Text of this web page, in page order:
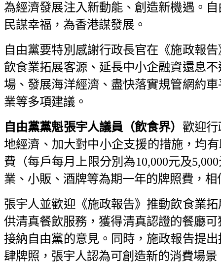
為經濟發展注入新動能、創造新機遇。
民謀幸福，為香港謀發展。
自由黨要特別感謝行政長官在《施政報
飲食業拓展客源、延長中小企融資還息
場、發展海洋經濟、盡快落實規管網約
業等多項建議。
自由黨黨魁張宇人議員（飲食界） 歡迎
地經濟、加大對中小企支援的措施，均
費（每戶每月上限分別為10,000元及
業、小販、酒牌等為期一年的牌照費，
張宇人並歡迎《施政報告》推動飲食業
供清真餐飲服務，獲得清真認證的餐廳
接納自由黨的意見。同時，施政報告提
肆牌照，張宇人認為可創造新的消費場